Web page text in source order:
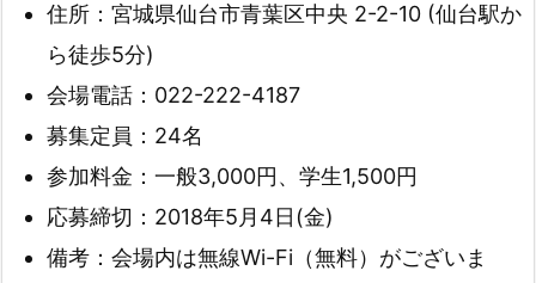
住所：宮城県仙台市青葉区中央 2-2-10 (仙台駅か
ら徒歩5分)
会場電話：022-222-4187
募集定員：24名
参加料金：一般3,000円、学生1,500円
応募締切：2018年5月4日(金)
備考：会場内は無線Wi-Fi（無料）がございま